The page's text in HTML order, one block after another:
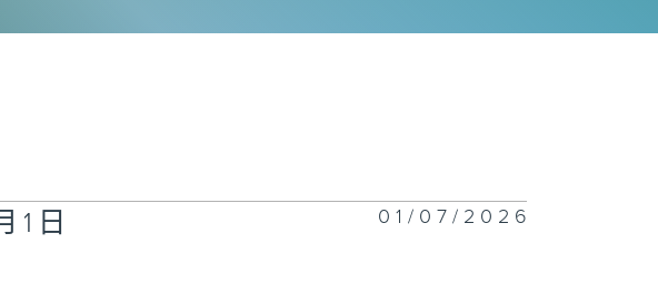
1日 01/07/2026